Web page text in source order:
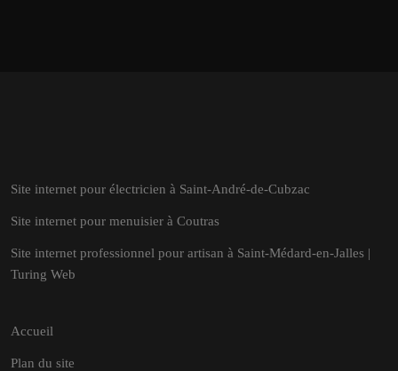
Site internet pour électricien à Saint-André-de-Cubzac
Site internet pour menuisier à Coutras
Site internet professionnel pour artisan à Saint-Médard-en-Jalles |
Turing Web
Accueil
Plan du site